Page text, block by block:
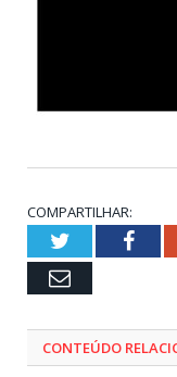
COMPARTILHAR:
Twitter
Email
CONTEÚDO